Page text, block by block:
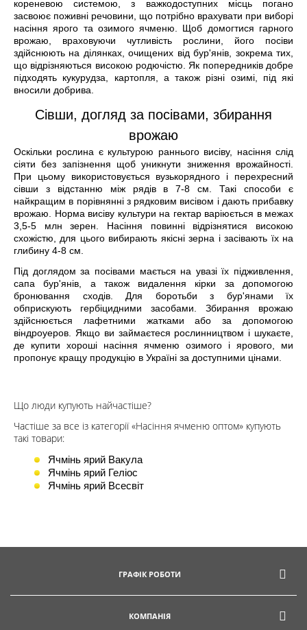
кореневою системою, з важкодоступних місць погано
засвоює поживні речовини, що потрібно врахувати при виборі
насіння ярого та озимого ячменю. Щоб домогтися гарного
врожаю, враховуючи чутливість рослини, його посіви
здійснюють на ділянках, очищених від бур'янів, зокрема тих,
що відрізняються високою родючістю. Як попередників добре
підходять кукурудза, картопля, а також різні озимі, під які
вносили добрива.
Сівши, догляд за посівами, збирання
врожаю
Оскільки рослина є культурою раннього висіву, насіння слід
сіяти без запізнення щоб уникнути зниження врожайності.
При цьому використовується вузькорядного і перехресний
сівши з відстанню між рядів в 7-8 см. Такі способи є
найкращим в порівнянні з рядковим висівом і дають прибавку
врожаю. Норма висіву культури на гектар варіюється в межах
3,5-5 млн зерен. Насіння повинні відрізнятися високою
схожістю, для цього вибирають якісні зерна і засівають їх на
глибину 4-8 см.
Під доглядом за посівами мається на увазі їх підживлення,
сапа бур'янів, а також видалення кірки за допомогою
бронювання сходів. Для боротьби з бур'янами їх
обприскують гербіцидними засобами. Збирання врожаю
здійснюється лафетними жатками або за допомогою
віндроуеров. Якщо ви займаєтеся рослинництвом і шукаєте,
де купити хороші насіння ячменю озимого і ярового, ми
пропонує кращу продукцію в Україні за доступними цінами.
Що люди купують найчастіше?
Частіше за все із категорії «Насіння ячменю оптом» купують
такі товари:
Ячмінь ярий Вакула
Ячмінь ярий Геліос
Ячмінь ярий Всесвіт
ГРАФІК РОБОТИ
КОМПАНІЯ